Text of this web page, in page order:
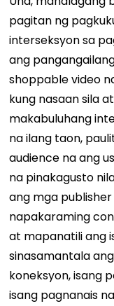
pagitan ng
interseksyon sa
ang
shoppable video
kung nasaan sila
makabuluhang
na ilang taon,
audience na ang
na pinakagusto
ang mga
napakaraming
at mapanatili ang
sinasamantala
koneksyon, isang
isang pagnanais